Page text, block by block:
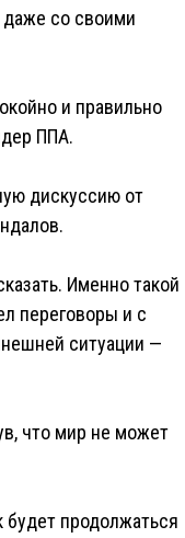
даже со своими
и правильно
ППА.
дискуссию от
Именно такой
переговоры и с
ситуации —
что мир не может
продолжаться